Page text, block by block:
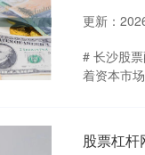
更新：
# 长沙股
着资本市
股票杠杆